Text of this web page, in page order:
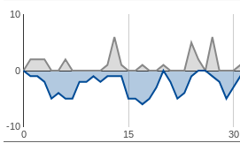
0 15 30
-10
0
10